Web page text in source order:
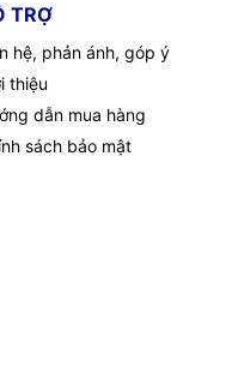
giải pháp công nghệ
cung cấp đa dạng sản
khác.
tốt, dịch vụ chuyên
TRỢ
hệ, phản ánh, góp ý
thiệu
dẫn mua hàng
sách bảo mật